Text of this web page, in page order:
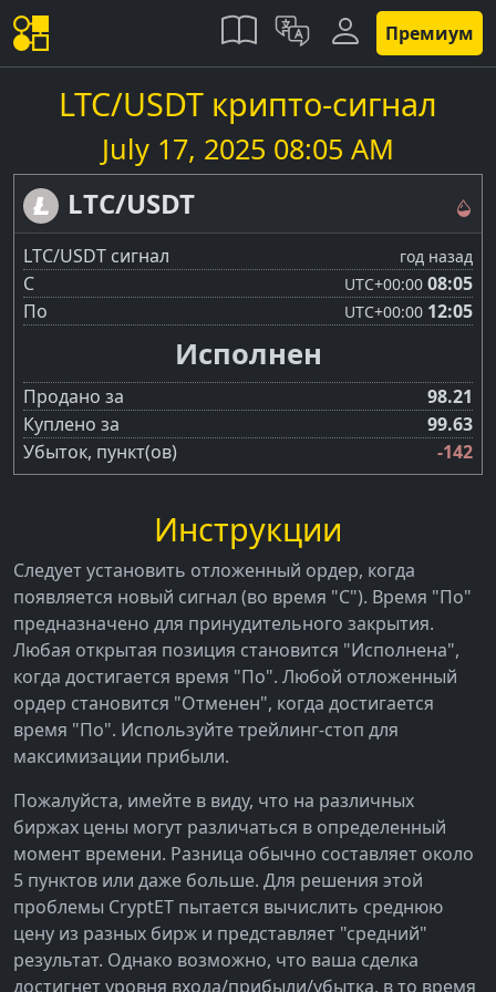
Премиум
LTC/USDT крипто-сигнал
July 17, 2025 08:05 AM
LTC/USDT
LTC/USDT сигнал год назад
С UTC+00:00 08:05
По
UTC+00:00 12:05
Исполнен
Продано за
98.21
Куплено за
99.63
Убыток, пункт(ов)
-142
Инструкции
Следует установить отложенный ордер, когда
появляется новый сигнал (во время "С"). Время "По"
предназначено для принудительного закрытия.
Любая открытая позиция становится "Исполнена",
когда достигается время "По". Любой отложенный
ордер становится "Отменен", когда достигается
время "По". Используйте трейлинг-стоп для
максимизации прибыли.
Пожалуйста, имейте в виду, что на различных
биржах цены могут различаться в определенный
момент времени. Разница обычно составляет около
5 пунктов или даже больше. Для решения этой
проблемы CryptET пытается вычислить среднюю
цену из разных бирж и представляет "средний"
результат. Однако возможно, что ваша сделка
достигнет уровня входа/прибыли/убытка, в то время